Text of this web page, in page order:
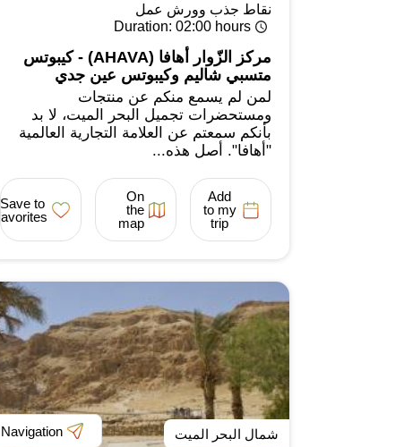
نقاط جذب وورش عمل
Duration: 02:00 hours
مركز الزّوار أهافا (AHAVA) - كيبوتس
متسبي شاليم وكيبوتس عين جدي
لمن لم يسمع منكم عن منتجات
ومستحضرات تجميل البحر الميت، لا بد
بأنكم سمعتم عن العلامة التجارية العالمية
"أهافا". أصل هذه...
Add
to my
trip
On
the
map
Save to
favorites
شمال البحر الميت Navigation